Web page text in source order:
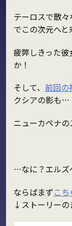
テーロスで散
でこの次元へと
疲弊しきった
か！
そして、 前回の
クシアの影も…
ニューカペナの
…なに？エルズ
ならばまずこち
↓ストーリー